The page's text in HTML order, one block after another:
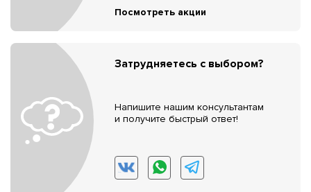
Посмотреть акции
Затрудняетесь с выбором?
Напишите нашим консультантам
и получите быстрый ответ!